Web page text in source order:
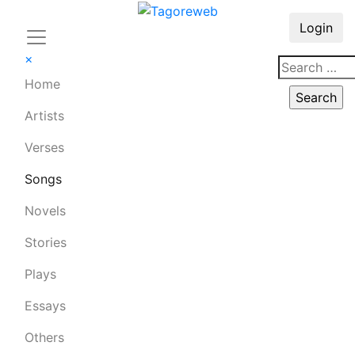
×
Home
Artists
Verses
Songs
Novels
Stories
Plays
Essays
Others
Login